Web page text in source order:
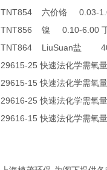
TNT854 六价铬 0.03-
TNT856 镍 0.10-6.00
TNT864 LiuSuan盐
29615-25快速法化学需氧
29615-15快速法化学需氧
29616-25快速法化学需氧
29616-15快速法化学需氧